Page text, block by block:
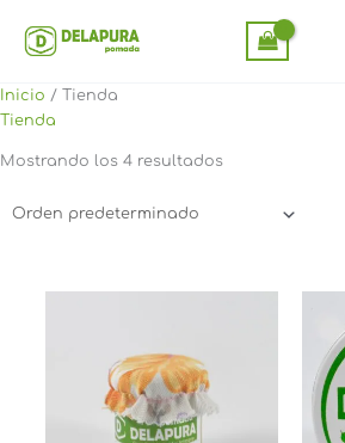
contenido
Inicio / Tienda
Tienda
Mostrando los 4 resultados